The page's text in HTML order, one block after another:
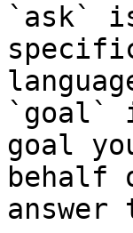
`ask`
`goal`
goal
behalf